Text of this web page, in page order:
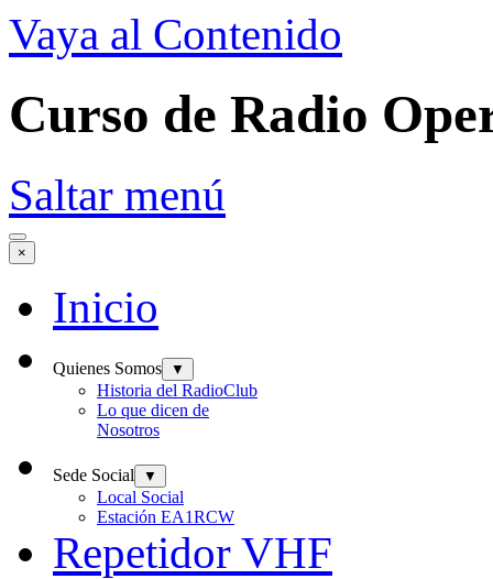
Vaya al Contenido
Curso de Radio
Saltar menú
×
Inicio
Quienes Somos ▼
Historia del RadioClub
Lo que dicen de
Nosotros
Sede Social ▼
Local Social
Estación EA1RCW
Repetidor VHF